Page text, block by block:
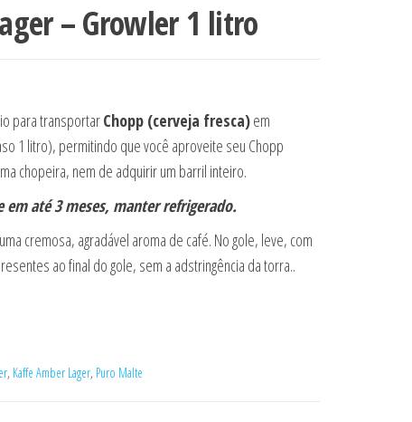
– Growler 1 litro
R$ 28,00.
para transportarChopp (cerveja fresca)em
1 litro), permitindo que você aproveite seu Chopp
chopeira, nem de adquirir um barril inteiro.
em até 3 meses, manter refrigerado.
cremosa, agradável aroma de café. No gole, leve, com
ao final do gole, sem a adstringência da torra..
, Kaffe Amber Lager, Puro Malte